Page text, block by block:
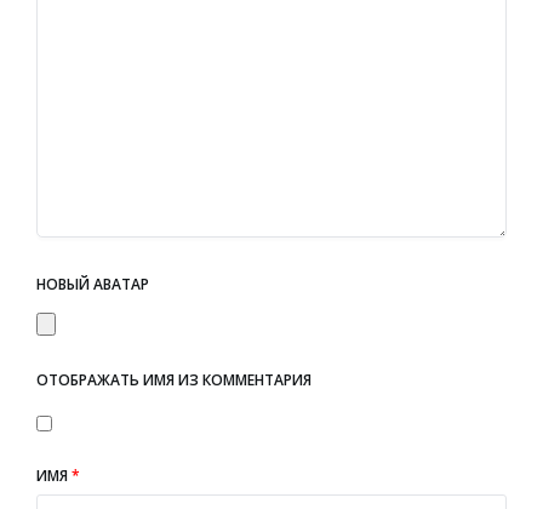
НОВЫЙ АВАТАР
ОТОБРАЖАТЬ ИМЯ ИЗ КОММЕНТАРИЯ
ИМЯ*